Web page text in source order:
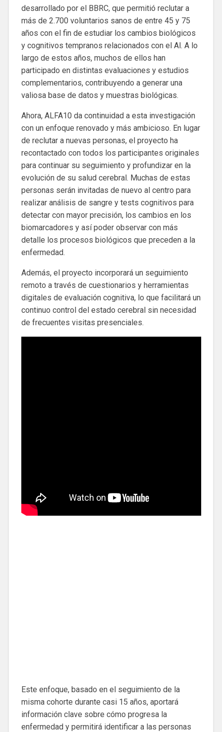
desarrollado por el BBRC, que permitió reclutar a
más de 2.700 voluntarios sanos de entre 45 y 75
años con el fin de estudiar los cambios biológicos
y cognitivos tempranos relacionados con el Al. A lo
largo de estos años, muchos de ellos han
participado en distintas evaluaciones y estudios
complementarios, contribuyendo a generar una
valiosa base de datos y muestras biológicas.
Ahora, ALFA10 da continuidad a esta investigación
con un enfoque renovado y más ambicioso. En lugar
de reclutar a nuevas personas, el proyecto ha
recontactado con todos los participantes originales
para continuar su seguimiento y profundizar en la
evolución de su salud cerebral. Muchas de estas
personas serán invitadas de nuevo al centro para
realizar análisis de sangre y tests cognitivos para
detectar con mayor precisión, los cambios en los
biomarcadores y así poder observar con más
detalle los procesos biológicos que preceden a la
enfermedad.
Además, el proyecto incorporará un seguimiento
remoto a través de cuestionarios y herramientas
digitales de evaluación cognitiva, lo que facilitará un
continuo control del estado cerebral sin necesidad
de frecuentes visitas presenciales.
Este enfoque, basado en el seguimiento de la
misma cohorte durante casi 15 años, aportará
información clave sobre cómo progresa la
enfermedad y permitirá identificar a las personas